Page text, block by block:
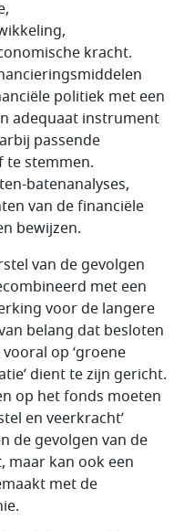
kracht.
politiek met een
adequaat instrument
passende
te stemmen.
batenanalyses,
van de financiële
bewijzen.
van de gevolgen
met een
voor de langere
belang dat besloten
op ‘groene
dient te zijn gericht.
op het fonds moeten
en veerkracht’
de gevolgen van de
maar kan ook een
met de